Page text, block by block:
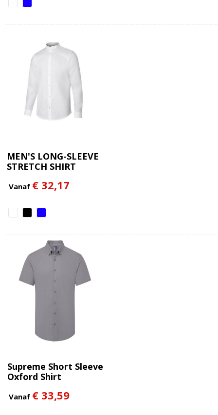
MEN'S LONG-SLEEVE
STRETCH SHIRT
Vanaf € 32,17
Supreme Short Sleeve
Oxford Shirt
Vanaf € 33,59